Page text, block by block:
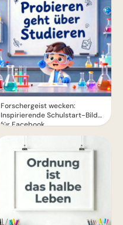
Forschergeist wecken:
Inspirierende Schulstart-Bilder
für Facebook